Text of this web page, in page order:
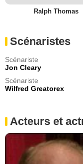
Ralph Thomas
Scénaristes
Scénariste
Jon Cleary
Scénariste
Wilfred Greatorex
Acteurs et